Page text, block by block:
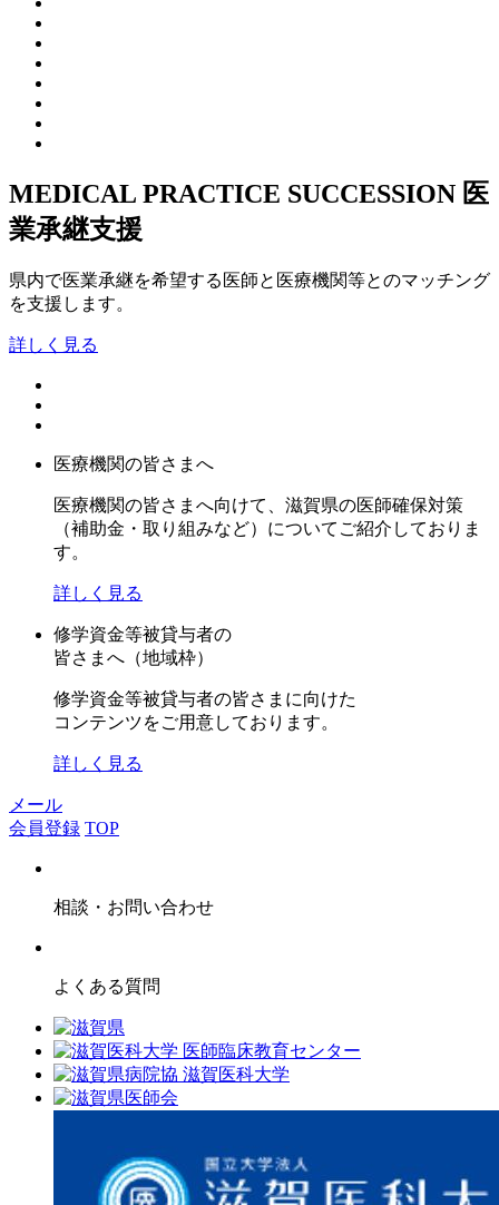
MEDICAL PRACTICE SUCCESSION 医
業承継支援
県内で医業承継を希望する医師と医療機関等とのマッチング
を支援します。
詳しく見る
医療機関の皆さまへ
医療機関の皆さまへ向けて、滋賀県の医師確保対策
（補助金・取り組みなど）についてご紹介しておりま
す。
詳しく見る
修学資金等被貸与者の
皆さまへ（地域枠）
修学資金等被貸与者の皆さまに向けた
コンテンツをご用意しております。
詳しく見る
メール
会員登録 TOP
相談・お問い合わせ
よくある質問